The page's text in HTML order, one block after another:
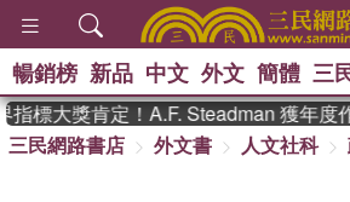
熱搜： 東野圭
暢銷榜 新品 中文 外文 簡體 三
標大獎肯定！A.F. Steadman 獲年度
三民網路書店
外文書 人文社科